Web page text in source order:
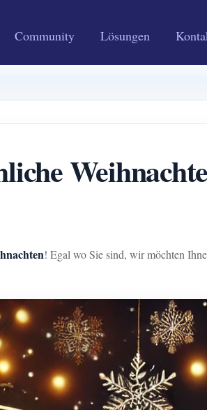
Community Lösungen
! Egal wo Sie sind, wir möchten